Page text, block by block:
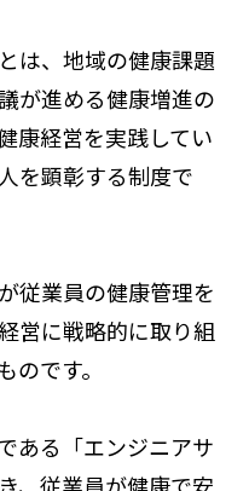
は、地域の健康課題
が進める健康増進の
康経営を実践してい
を顕彰する制度で
従業員の健康管理を
営に戦略的に取り組
です。
ある「エンジニアサ